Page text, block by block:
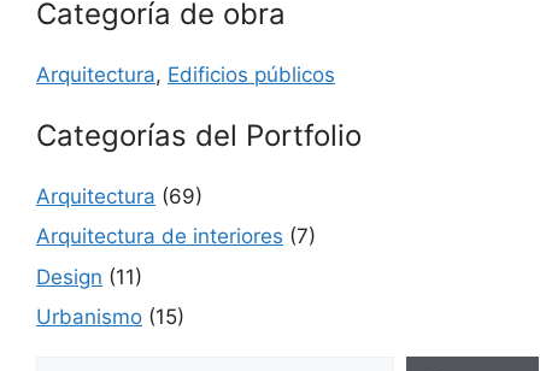
Categoría de obra
Arquitectura, Edificios públicos
Categorías del Portfolio
Arquitectura (69)
Arquitectura de interiores (7)
Design (11)
Urbanismo (15)